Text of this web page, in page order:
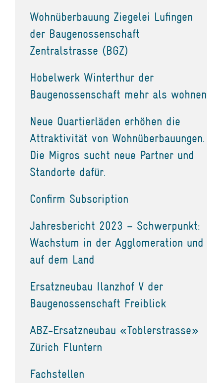
Wohnüberbauung Ziegelei Lufingen
der Baugenossenschaft
Zentralstrasse (BGZ)
Hobelwerk Winterthur der
Baugenossenschaft mehr als wohnen
Neue Quartierläden erhöhen die
Attraktivität von Wohnüberbauungen.
Die Migros sucht neue Partner und
Standorte dafür.
Confirm Subscription
Jahresbericht 2023 – Schwerpunkt:
Wachstum in der Agglomeration und
auf dem Land
Ersatzneubau Ilanzhof V der
Baugenossenschaft Freiblick
ABZ-Ersatzneubau «Toblerstrasse»
Zürich Fluntern
Fachstellen